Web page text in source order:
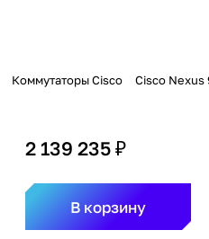
Коммутаторы Cisco Cisco Nexus
2 139 235 ₽
В корзину